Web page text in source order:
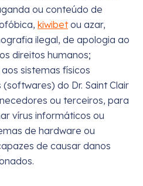
ou conteúdo de
kiwibetou azar,
ilegal, de apologia ao
direitos humanos;
sistemas físicos
do Dr. Saint Clair
ou terceiros, para
vírus informáticos ou
de hardware ou
de causar danos